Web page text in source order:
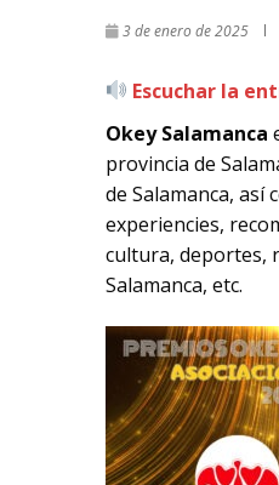
3 de enero de 2025
Escuchar la
Okey Salamanca
provincia de
de Salamanca, así
experiencies,
cultura, deportes,
Salamanca, etc.